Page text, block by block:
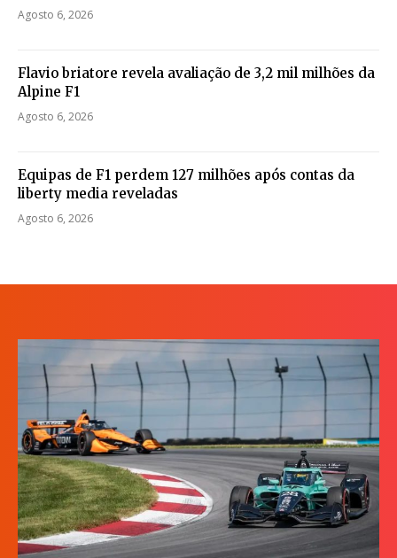
Agosto 6, 2026
Flavio briatore revela avaliação de 3,2 mil milhões da
Alpine F1
Agosto 6, 2026
Equipas de F1 perdem 127 milhões após contas da
liberty media reveladas
Agosto 6, 2026